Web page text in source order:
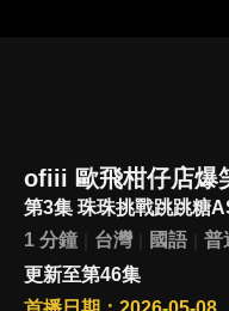
ofiii 歐飛柑仔店爆
第3集 珠珠挑戰跳跳糖
1 分鐘
台灣 國語
普
更新至第46集